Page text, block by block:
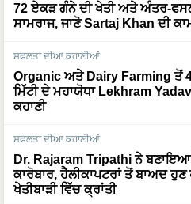
72 ਏਕੜ ਗੰਨੇ ਦੀ ਖੇਤੀ ਅਤੇ ਅੰਤਰ-
ਸਾਮਰਾਜ, ਜਾਣੋ Sartaj Khan ਦੀ
ਸਫਲਤਾ ਦੀਆ ਕਹਾਣੀਆਂ
Organic ਅਤੇ Dairy Farming ਤੋਂ
ਮਿੱਟੀ ਦੇ ਮਹਾਯੋਧਾ Lekhram
ਕਹਾਣੀ
ਸਫਲਤਾ ਦੀਆ ਕਹਾਣੀਆਂ
Dr. Rajaram Tripathi ਨੇ ਬਣਾਇਆ
ਕਾਰੋਬਾਰ, ਹੈਲੀਕਾਪਟਰਾਂ ਤੋਂ ਬਾਅਦ
ਖੇਤੀਬਾੜੀ ਵਿੱਚ ਕ੍ਰਾਂਤੀ